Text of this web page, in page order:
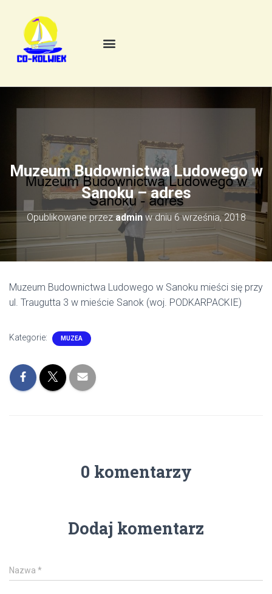
Muzeum Budownictwa Ludowego w
Sanoku – adres
Opublikowane przezadminw dniu 6 września, 2018
Muzeum Budownictwa Ludowego w Sanoku mieści się przy
ul. Traugutta 3 w mieście Sanok (woj. PODKARPACKIE)
Kategorie: MUZEA
0 komentarzy
Dodaj komentarz
Nazwa *